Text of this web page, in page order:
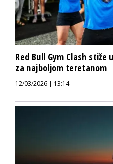
Red Bull Gym Clash
za najboljom teretanom
12/03/2026 | 13:14